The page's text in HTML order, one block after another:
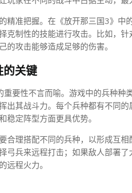
精准把握。在《放开那三国3》中
克制性的技能进行攻击。比如，
的攻击能够造成足够的伤害。
的关键
要性不言而喻。游戏中的兵种种
出其战斗力。每个兵种都有不同
稳定阵型方面更具优势。
合理搭配不同的兵种，以形成互
弓兵来远程打击；如果敌人部署了
远程火力。